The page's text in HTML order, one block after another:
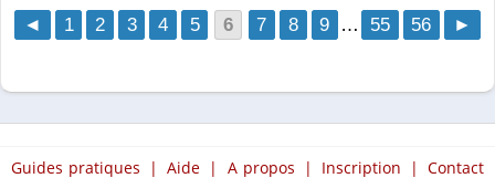
◄ 1 2 3 4 5 6 7 8 9 … 55 56 ►
Guides pratiques | Aide | A propos | Inscription | Contact